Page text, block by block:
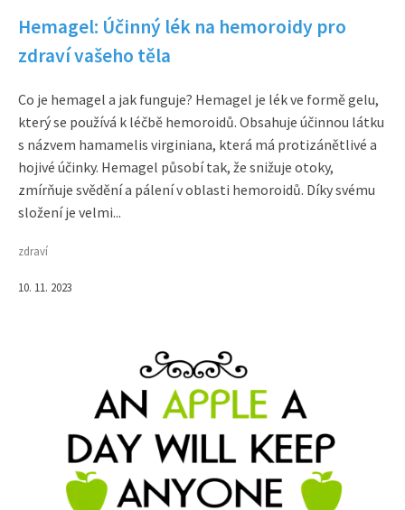
Hemagel: Účinný lék na hemoroidy pro
zdraví vašeho těla
Co je hemagel a jak funguje? Hemagel je lék ve formě gelu,
který se používá k léčbě hemoroidů. Obsahuje účinnou látku
s názvem hamamelis virginiana, která má protizánětlivé a
hojivé účinky. Hemagel působí tak, že snižuje otoky,
zmírňuje svědění a pálení v oblasti hemoroidů. Díky svému
složení je velmi...
zdraví
10. 11. 2023